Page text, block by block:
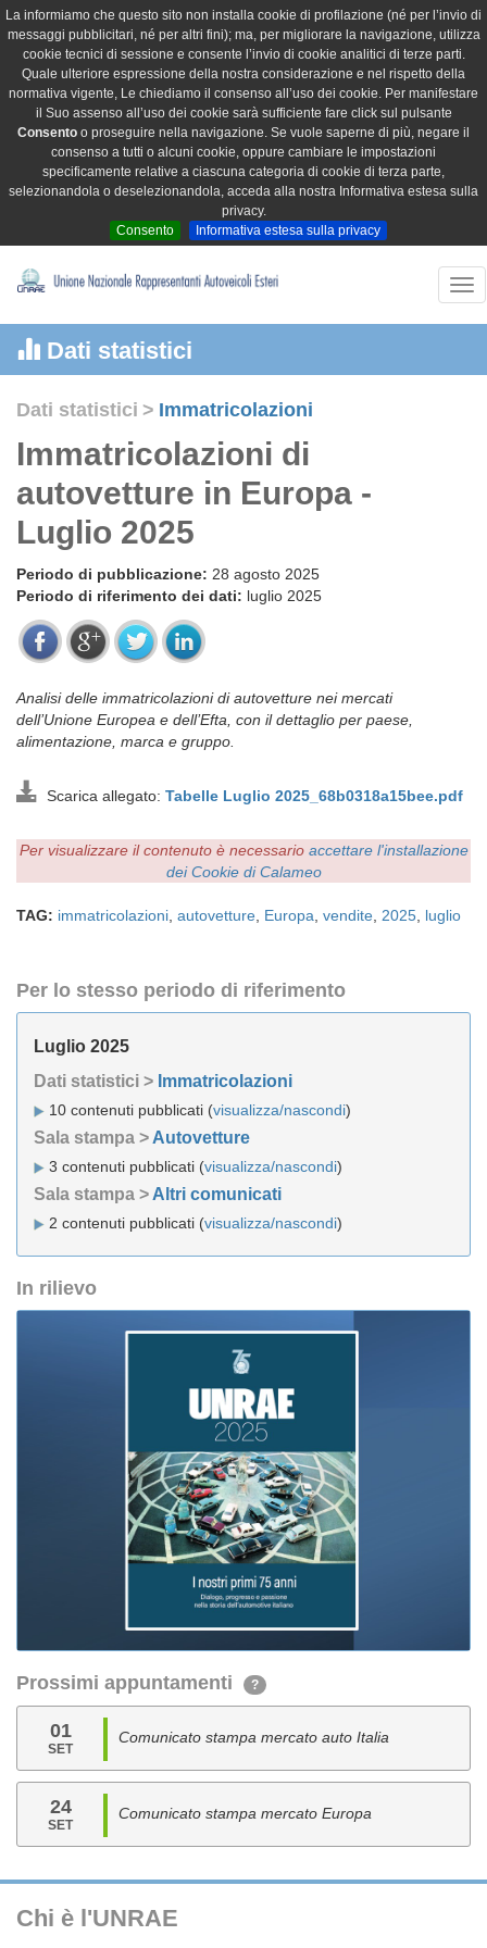
La informiamo che questo sito non installa cookie di profilazione (né per l’invio di
messaggi pubblicitari, né per altri fini); ma, per migliorare la navigazione, utilizza
cookie tecnici di sessione e consente l’invio di cookie analitici di terze parti.
Quale ulteriore espressione della nostra considerazione e nel rispetto della
normativa vigente, Le chiediamo il consenso all’uso dei cookie. Per manifestare
il Suo assenso all’uso dei cookie sarà sufficiente fare click sul pulsante
Consento o proseguire nella navigazione. Se vuole saperne di più, negare il
consenso a tutti o alcuni cookie, oppure cambiare le impostazioni
specificamente relative a ciascuna categoria di cookie di terza parte,
selezionandola o deselezionandola, acceda alla nostra Informativa estesa sulla
privacy.
Consento
Informativa estesa sulla privacy
Dati statistici
Dati statistici > Immatricolazioni
Immatricolazioni di
autovetture in Europa -
Luglio 2025
Periodo di pubblicazione: 28 agosto 2025
Periodo di riferimento dei dati: luglio 2025
Analisi delle immatricolazioni di autovetture nei mercati
dell’Unione Europea e dell’Efta, con il dettaglio per paese,
alimentazione, marca e gruppo.
Scarica allegato: Tabelle Luglio 2025_68b0318a15bee.pdf
Per visualizzare il contenuto è necessario accettare l'installazione
dei Cookie di Calameo
TAG: immatricolazioni autovetture Europa vendite 2025 luglio
Per lo stesso periodo di riferimento
Luglio 2025
Dati statistici > Immatricolazioni
10 contenuti pubblicati (visualizza/nascondi)
Sala stampa > Autovetture
3 contenuti pubblicati (visualizza/nascondi)
Sala stampa > Altri comunicati
2 contenuti pubblicati (visualizza/nascondi)
In rilievo
Prossimi appuntamenti ?
01
SET
Comunicato stampa mercato auto Italia
24
SET
Comunicato stampa mercato Europa
Chi è l'UNRAE